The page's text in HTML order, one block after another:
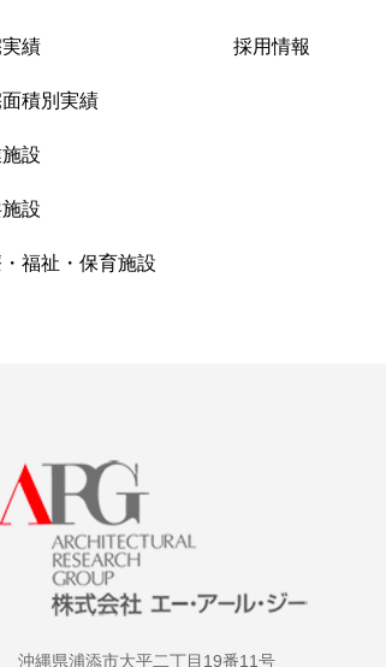
績
積別実績
設
設
・福祉・保育施設
採用情報
沖縄県浦添市大平二丁目19番11号